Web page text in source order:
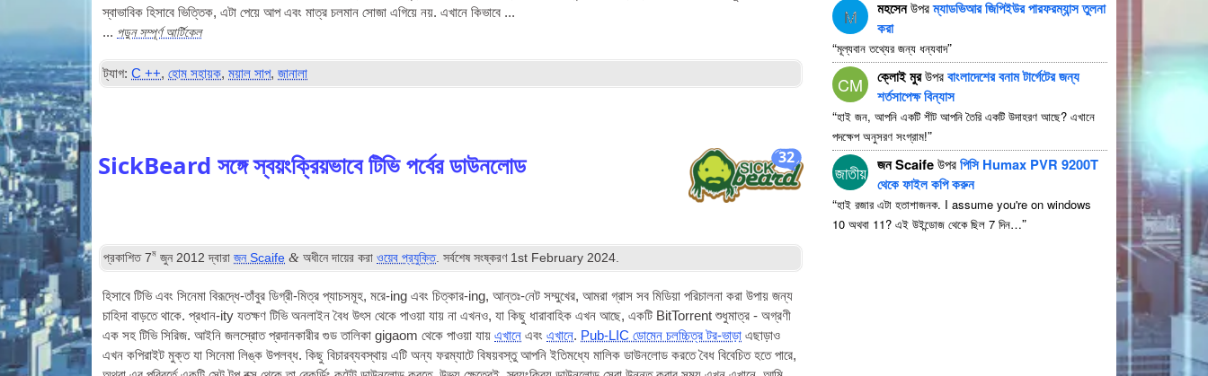
স্বাভাবিক হিসাবে ভিত্তিক, এটা পেয়ে আপ এবং মাত্র চলমান সোজা এগিয়ে নয়. এখানে কিভাবে ...
... পড়ুন সম্পূর্ণ আর্টিকেল
ট্যাগ: C ++,হোম সহায়ক,ময়াল সাপ,জানালা
32
SickBeard সঙ্গে স্বয়ংক্রিয়ভাবে টিভি পর্বের ডাউনলোড
প্রকাশিত7ম জুন 2012 দ্বারাজন Scaife & অধীনে দায়ের করাওয়েব প্রযুক্তি. সর্বশেষ সংষ্করণ 1st February 2024
হিসাবেটিভিএবং সিনেমা বিরূদ্ধে-তাঁবুর ডিগ্রী-মিত্র প্যাচসমূহ, মরে-ing এবং চিত্কার-ing, আন্তঃ-নেট সম্মুখের, আমরা গ্রাস সব মিডিয়া পরিচালনা করা উপায় জন্য
চাহিদা বাড়তে থাকে. প্রধান-ity যতক্ষণটিভিঅনলাইন বৈধ উৎস থেকে পাওয়া যায় না এখনও, যা কিছু ধারাবাহিক এখন আছে, একটি BitTorrent শুধুমাত্র - অগ্রণী
এক সহটিভিসিরিজ. আইনি জলস্রোত প্রদানকারীর গুড তালিকা gigaom থেকে পাওয়া যায়এখানে এবংএখানে. Pub-LIC ডোমেন চলচ্চিত্র টর-ভাড়া এছাড়াও
এখন কপিরাইট মুক্ত যা সিনেমা লিঙ্ক উপলব্ধ. কিছু বিচারব্যবস্থায় এটি অন্য ফরম্যাটে বিষয়বস্তু আপনি ইতিমধ্যে মালিক ডাউনলোড করতে বৈধ বিবেচিত হতে পারে,
M মহসেনউপরম্যাডভিআর জিপিইউর পারফরম্যান্স তুলনা
করা
“মূল্যবান তথ্যের জন্য ধন্যবাদ”
CM ক্লোই মুরউপরবাংলাদেশের বনাম টার্গেটের জন্য
শর্তসাপেক্ষ বিন্যাস
“হাই জন, আপনি একটি শীট আপনি তৈরি একটি উদাহরণ আছে? এখানে
পদক্ষেপ অনুসরণ সংগ্রাম!”
জাতীয় জন Scaifeউপরপিসি Humax PVR 9200T
থেকে ফাইল কপি করুন
“হাই রজার এটা হতাশাজনক. I assume you're on windows
10 অথবা 11? এই উইন্ডোজ থেকে ছিল 7 দিন…”